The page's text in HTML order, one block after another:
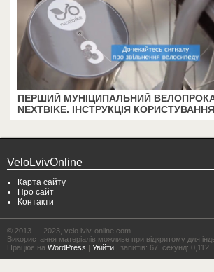
ПЕРШИЙ МУНІЦИПАЛЬНИЙ
NEXTBIKE. ІНСТРУКЦІЯ КОРИСТУВАННЯ
VeloLvivOnline
Карта сайту
Про сайт
Контакти
© 2013 — 2023, velo.lviv-online.com
Використання матеріалів можливе при відкритому для
Працює на WordPress | Увійти | запитів: 67, секунд: 0,112